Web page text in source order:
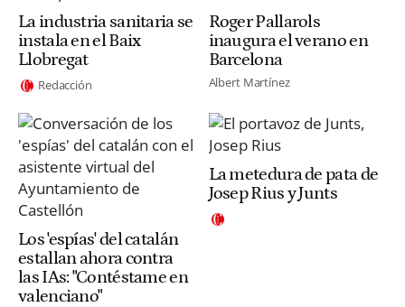
La industria sanitaria se
instala en el Baix
Llobregat
Redacción
Roger Pallarols
inaugura el verano en
Barcelona
Albert Martínez
Los 'espías' del catalán
estallan ahora contra
las IAs: "Contéstame en
valenciano"
La metedura de pata de
Josep Rius y Junts